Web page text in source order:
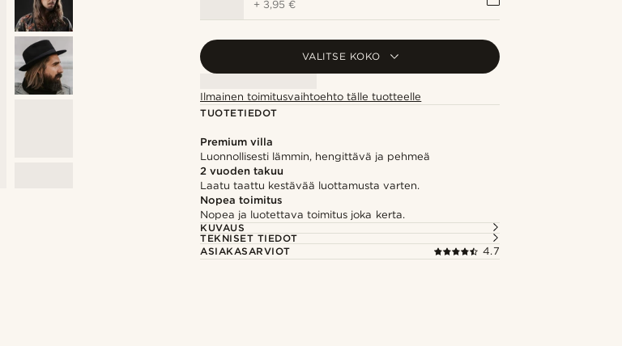
+ 3,95 €
VALITSE KOKO
Ilmainen toimitusvaihtoehto tälle tuotteelle
TUOTETIEDOT
Premium villa
Luonnollisesti lämmin, hengittävä ja pehmeä
2 vuoden takuu
Laatu taattu kestävää luottamusta varten.
Nopea toimitus
Nopea ja luotettava toimitus joka kerta.
KUVAUS
TEKNISET TIEDOT
ASIAKASARVIOT
4.7